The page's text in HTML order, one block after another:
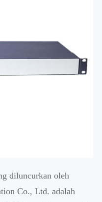
diluncurkan oleh
Co., Ltd. adalah